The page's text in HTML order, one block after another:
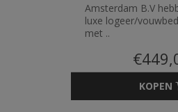
Amsterdam B.V
luxe logeer/
met ..
KOPEN